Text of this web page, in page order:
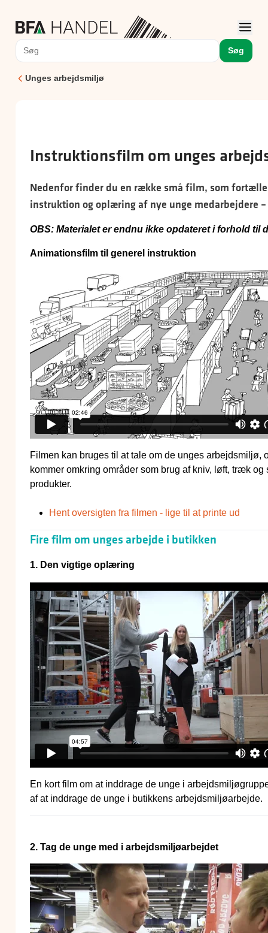
Søg
Unges arbejdsmiljø
Instruktionsfilm om unges
Nedenfor finder du en række små film, som
instruktion og oplæring af nye unge medarbejdere
OBS: Materialet er endnu ikke opdateret i forhold til
Animationsfilm til generel instruktion
Filmen kan bruges til at tale om de unges
kommer omkring områder som brug af kniv, løft, træk
produkter.
Hent oversigten fra filmen - lige til at printe ud
Fire film om unges arbejde i butikken
1. Den vigtige oplæring
En kort film om at inddrage de unge i
af at inddrage de unge i butikkens arbejdsmiljøarbejde.
2. Tag de unge med i arbejdsmiljøarbejdet